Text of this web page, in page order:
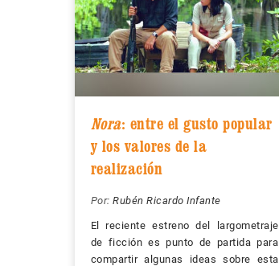
Nora: entre el gusto popular
y los valores de la
realización
Por: Rubén Ricardo Infante
El reciente estreno del largometraje
de ficción es punto de partida para
compartir algunas ideas sobre esta